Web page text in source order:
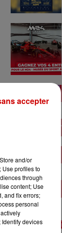
and/or
profiles to
through
content; Use
and fix errors;
personal
devices
accepter